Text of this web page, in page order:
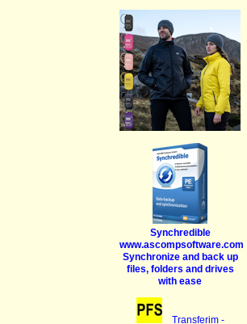
Synchredible
www.ascompsoftware.com
Synchronize and back up
files, folders and drives
with ease
Transferim -